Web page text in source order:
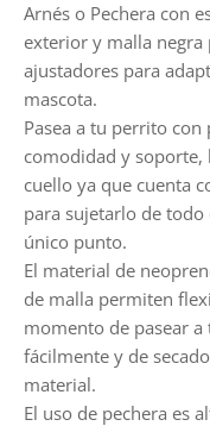
Arnés o Pechera con e
exterior y malla negra
ajustadores para
mascota.
Pasea a tu perrito
comodidad y soporte,
cuello ya que cuenta
para sujetarlo de
único punto.
El material de
de malla permiten
momento de pasear
fácilmente y de
material.
El uso de pechera es